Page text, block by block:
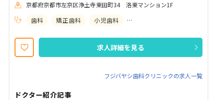
にも力を入れており、休日休暇の充実や、先進設備も整え、高度な
スキルの取得も目指せる環境です。 また患者さんに真摯に向き合う
ことができる環境なので、技術以外の部分も成長させられる環境だ
械の操作などに戸惑いがないようサポート体制も整えています。 経
験やブランクは問いません！まずは、見学だけでもOK！皆様のご応
京都府京都市左京区浄土寺東田町34 洛東マンション1F
歯科
矯正歯科 小児歯科
求人詳細を見る
フジバヤシ歯科クリニックの求人一覧
ドクター紹介記事